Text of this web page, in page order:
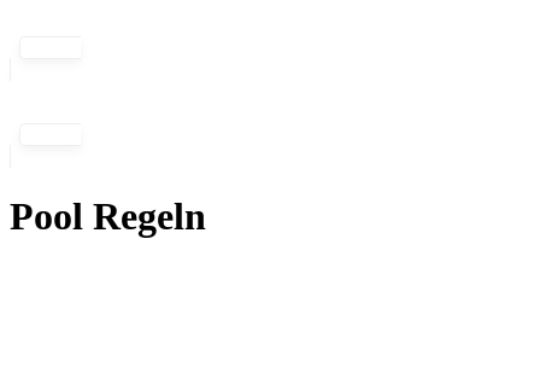
Pool Regeln